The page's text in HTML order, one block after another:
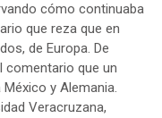
cómo continuaba
que reza que en
de Europa. De
comentario que un
y Alemania.
Veracruzana,